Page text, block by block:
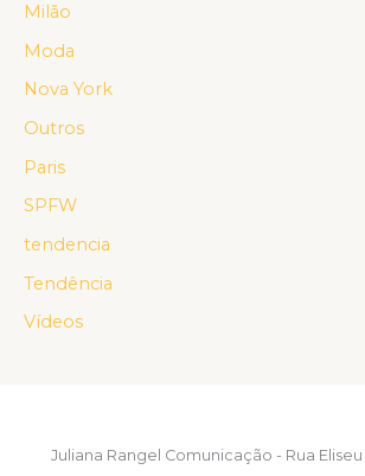
Milão
Moda
Nova York
Outros
Paris
SPFW
tendencia
Tendência
Vídeos
Juliana Rangel Comunicação - Rua Eliseu